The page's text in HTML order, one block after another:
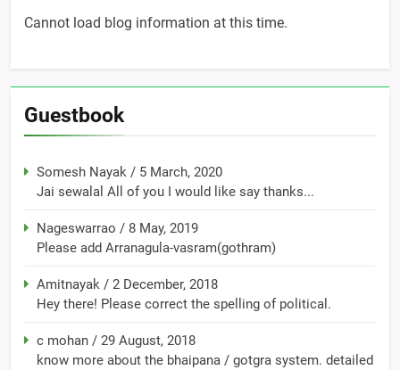
Cannot load blog information at this time.
Guestbook
Somesh Nayak / 5 March, 2020
Jai sewalal All of you I would like say thanks...
Nageswarrao / 8 May, 2019
Please add Arranagula-vasram(gothram)
Amitnayak / 2 December, 2018
Hey there! Please correct the spelling of political.
c mohan / 29 August, 2018
know more about the bhaipana / gotgra system. detailed